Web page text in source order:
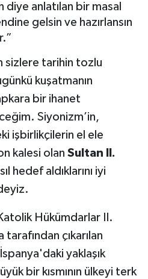
diye anlatılan bir masal
gelsin ve hazırlansın
sizlere tarihin tozlu
kuşatmanın
bir ihanet
Siyonizm’in,
işbirlikçilerin el ele
kalesi olan Sultan II.
hedef aldıklarını iyi
Hükümdarlar II.
çıkarılan
yaklaşık
bir kısmının ülkeyi terk